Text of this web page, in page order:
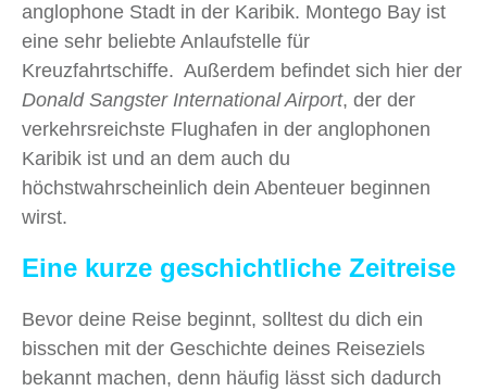
anglophone Stadt in der Karibik. Montego Bay ist
eine sehr beliebte Anlaufstelle für
Kreuzfahrtschiffe. Außerdem befindet sich hier der
Donald Sangster International Airport, der der
verkehrsreichste Flughafen in der anglophonen
Karibik ist und an dem auch du
höchstwahrscheinlich dein Abenteuer beginnen
wirst.
Eine kurze geschichtliche Zeitreise
Bevor deine Reise beginnt, solltest du dich ein
bisschen mit der Geschichte deines Reiseziels
bekannt machen, denn häufig lässt sich dadurch